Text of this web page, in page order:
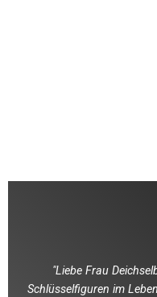
"Liebe Frau
Schlüsselfiguren im